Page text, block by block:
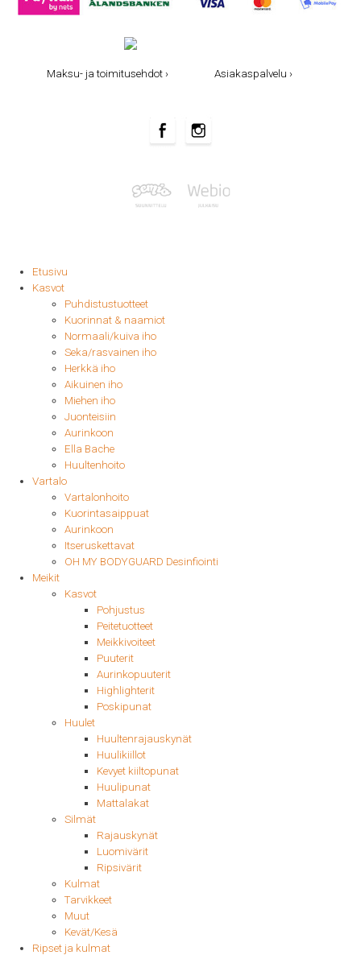
Maksu- ja toimitusehdot › Asiakaspalvelu ›
Etusivu
Kasvot
Puhdistustuotteet
Kuorinnat & naamiot
Normaali/kuiva iho
Seka/rasvainen iho
Herkkä iho
Aikuinen iho
Miehen iho
Juonteisiin
Aurinkoon
Ella Bache
Huultenhoito
Vartalo
Vartalonhoito
Kuorintasaippuat
Aurinkoon
Itseruskettavat
OH MY BODYGUARD Desinfiointi
Meikit
Kasvot
Pohjustus
Peitetuotteet
Meikkivoiteet
Puuterit
Aurinkopuuterit
Highlighterit
Poskipunat
Huulet
Huultenrajauskynät
Huulikiillot
Kevyet kiiltopunat
Huulipunat
Mattalakat
Silmät
Rajauskynät
Luomivärit
Ripsivärit
Kulmat
Tarvikkeet
Muut
Kevät/Kesä
Ripset ja kulmat